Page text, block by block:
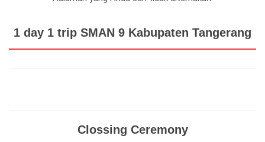
1 day 1 trip SMAN 9 Kabupaten Tangerang
Clossing Ceremony